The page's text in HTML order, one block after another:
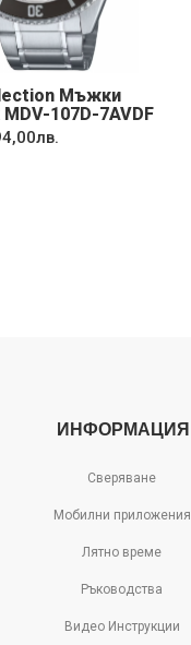
Мъжки
107D-7AVDF
ИНФОРМАЦИЯ
Сверяване
Мобилни приложения
Лятно време
Ръководства
Видео Инструкции